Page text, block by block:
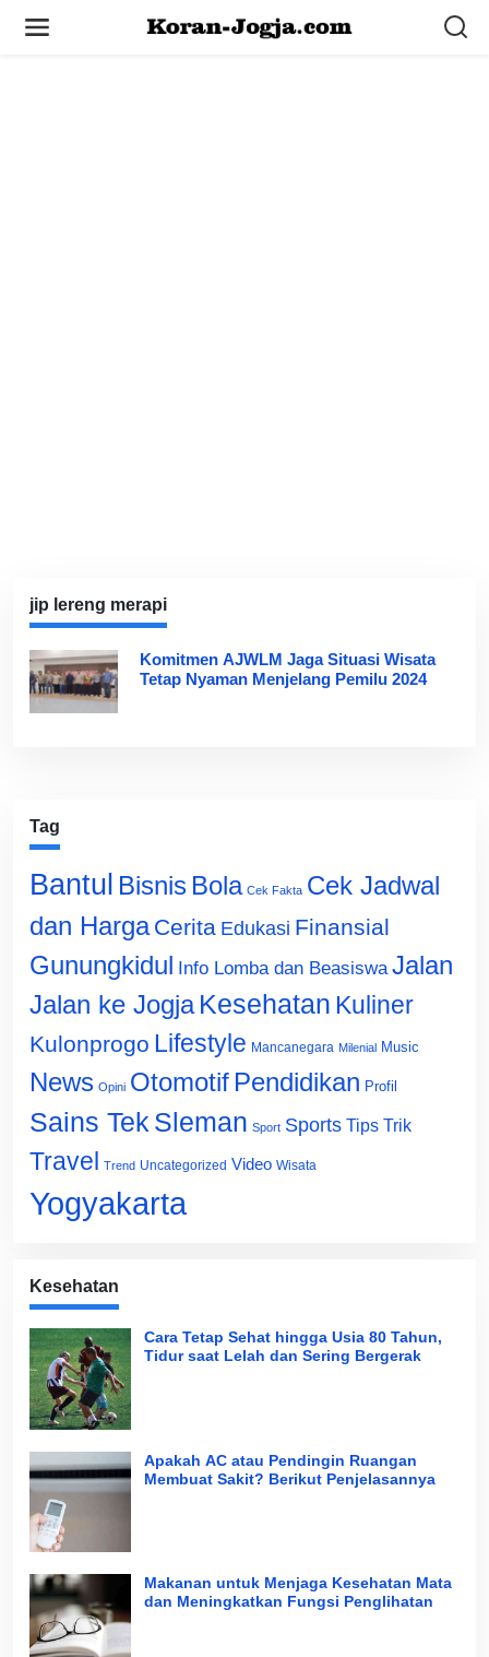
jip lereng merapi
Komitmen AJWLM Jaga Situasi Wisata
Tetap Nyaman Menjelang Pemilu 2024
Tag
Bantul Bisnis Bola Cek Fakta Cek Jadwal
dan Harga Cerita Edukasi Finansial
Gunungkidul Info Lomba dan Beasiswa Jalan
Jalan ke Jogja Kesehatan Kuliner
Kulonprogo Lifestyle Mancanegara Milenial Music
News Opini Otomotif Pendidikan Profil
Sains Tek Sleman Sport Sports Tips Trik
Travel Trend Uncategorized Video Wisata
Yogyakarta
Kesehatan
Cara Tetap Sehat hingga Usia 80 Tahun,
Tidur saat Lelah dan Sering Bergerak
Apakah AC atau Pendingin Ruangan
Membuat Sakit? Berikut Penjelasannya
Makanan untuk Menjaga Kesehatan Mata
dan Meningkatkan Fungsi Penglihatan